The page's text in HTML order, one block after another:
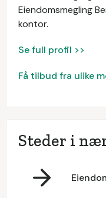
Eiendomsmegling
kontor.
Se full profil >>
Få tilbud fra ulike
Steder i